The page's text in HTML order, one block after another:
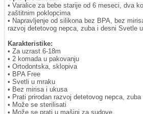
• Varalice za bebe starije od 6 meseci, dva
zaštitnim poklopcima
• Napravljenje od silikona bez BPA, bez
razvoj detetovog nepca, zuba i desni Svetle
Karakteristike:
• Za uzrast 6-18m
• 2 komada u pakovanju
• Ortodontska, sklopiva
• BPA Free
• Svetli u mraku
• Bez mirisa i ukusa
• Prati prirodan razvoj detetovog nepca, zuba
• Može se sterilisati
• Može se prati u mašini za sudove